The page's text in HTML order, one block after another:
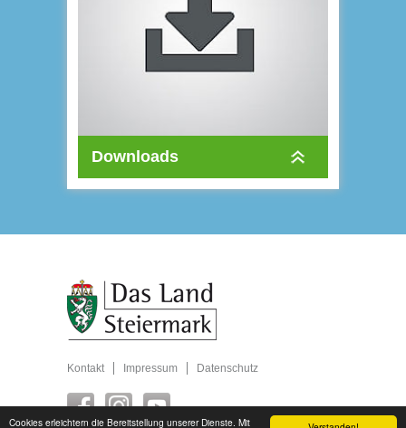
Cookies erleichtern die Bereitstellung unserer Dienste. Mit
Downloads
Kontakt Impressum Datenschutz